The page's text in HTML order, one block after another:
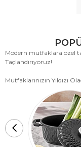
Modern mutfaklara özel
Taçlandırıyoruz!
Mutfaklarınızın Yıldızı